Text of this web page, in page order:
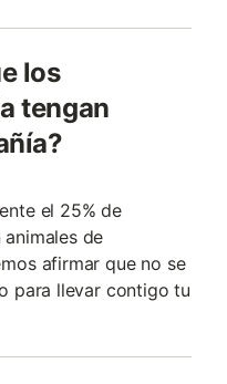
los
tengan
el 25% de
de
afirmar que no se
para llevar contigo tu